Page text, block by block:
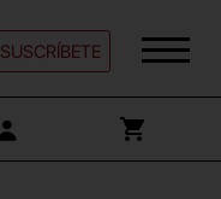
SUSCRÍBETE